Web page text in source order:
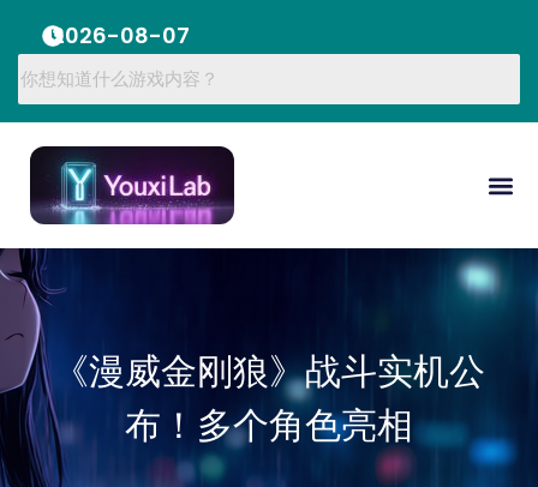
2026-08-07
《漫威金刚狼》战斗实机公
布！多个角色亮相